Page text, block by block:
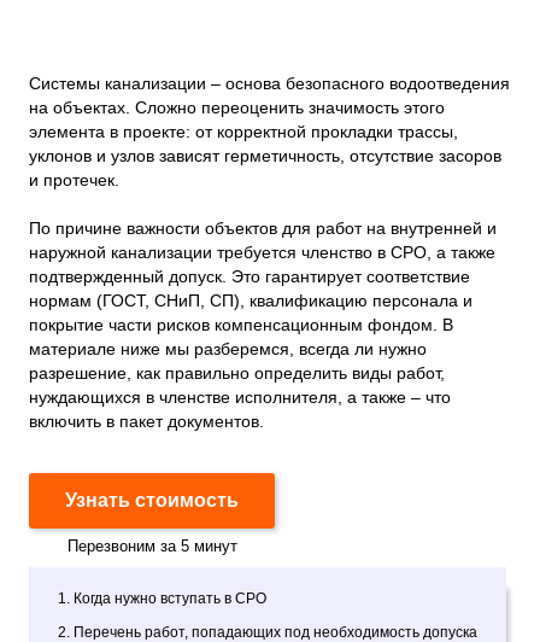
Системы канализации – основа безопасного водоотведения
на объектах. Сложно переоценить значимость этого
элемента в проекте: от корректной прокладки трассы,
уклонов и узлов зависят герметичность, отсутствие засоров
и протечек.
По причине важности объектов для работ на внутренней и
наружной канализации требуется членство в СРО, а также
подтвержденный допуск. Это гарантирует соответствие
нормам (ГОСТ, СНиП, СП), квалификацию персонала и
покрытие части рисков компенсационным фондом. В
материале ниже мы разберемся, всегда ли нужно
разрешение, как правильно определить виды работ,
нуждающихся в членстве исполнителя, а также – что
включить в пакет документов.
Узнать стоимость
Перезвоним за 5 минут
1. Когда нужно вступать в СРО
2. Перечень работ, попадающих под необходимость допуска